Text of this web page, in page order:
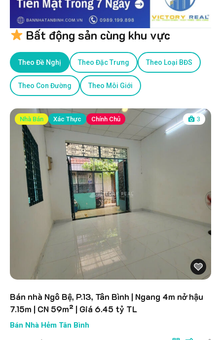
Bất động sản cùng khu vực
Theo Đề Nghị Theo Đặc Trưng Theo Loại BĐS
Theo Con Đường Theo Môi Giới
Nhà Bán Xác Thực Chính Chủ 3
Bán nhà Ngô Bệ, P.13, Tân Bình | Ngang 4m nở hậu
7.15m | CN 59m² | Giá 6.45 tỷ TL
Bán Nhà Hẻm Tân Bình